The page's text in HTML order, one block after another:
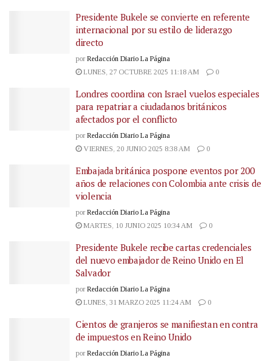
Presidente Bukele se convierte en referente
internacional por su estilo de liderazgo
directo
por Redacción Diario La Página
LUNES, 27 OCTUBRE 2025 11:18 AM
0
Londres coordina con Israel vuelos especiales
para repatriar a ciudadanos británicos
afectados por el conflicto
por Redacción Diario La Página
VIERNES, 20 JUNIO 2025 8:38 AM
0
Embajada británica pospone eventos por 200
años de relaciones con Colombia ante crisis de
violencia
por Redacción Diario La Página
MARTES, 10 JUNIO 2025 10:34 AM
0
Presidente Bukele recibe cartas credenciales
del nuevo embajador de Reino Unido en El
Salvador
por Redacción Diario La Página
LUNES, 31 MARZO 2025 11:24 AM
0
Cientos de granjeros se manifiestan en contra
de impuestos en Reino Unido
por Redacción Diario La Página